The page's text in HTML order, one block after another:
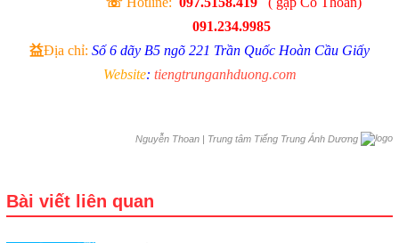
091.234.9985
益Địa chỉ: Số 6 dãy B5 ngõ 221 Trần Quốc Hoàn Cầu Giấy
Website: tiengtrunganhduong.com
Nguyễn Thoan | Trung tâm Tiếng Trung Ánh Dương
Bài viết liên quan